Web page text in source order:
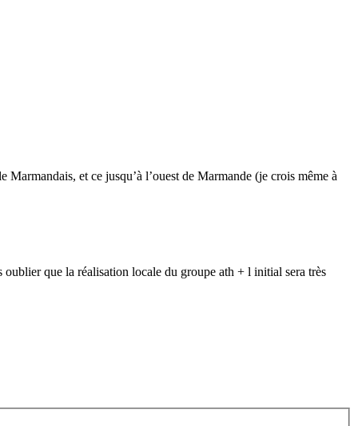
et ce jusqu’à l’ouest de Marmande (je crois même à
oublier que la réalisation locale du groupe ath + l initial sera très